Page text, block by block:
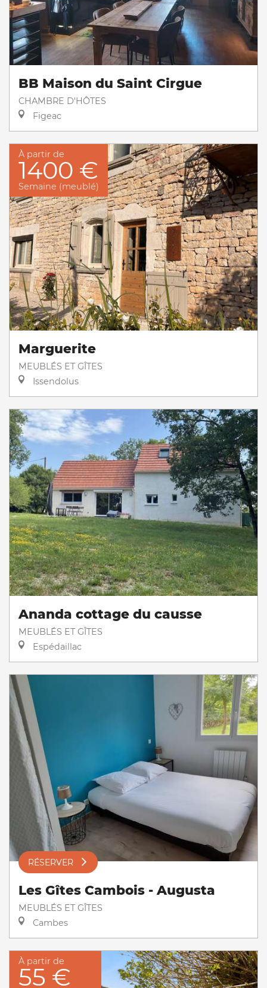
BB Maison du Saint Cirgue
CHAMBRE D'HÔTES
Figeac
À partir de
1400 €
Semaine (meublé)
Marguerite
MEUBLÉS ET GÎTES
Issendolus
Ananda cottage du causse
MEUBLÉS ET GÎTES
Espédaillac
RÉSERVER
Les Gîtes Cambois - Augusta
MEUBLÉS ET GÎTES
Cambes
À partir de
55 €